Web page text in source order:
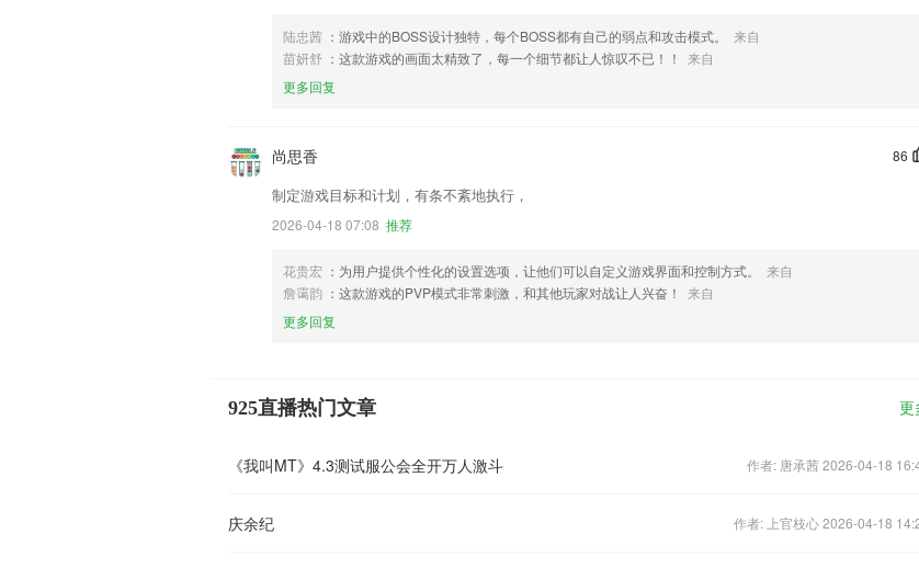
陆忠茜 ：游戏中的BOSS设计独特，每个BOSS都有自己的弱点和攻击模式。
来自
苗妍舒 ：这款游戏的画面太精致了，每一个细节都让人惊叹不已！！
来自
更多回复
86
尚思香
制定游戏目标和计划，有条不紊地执行，
2026-04-18 07:08 推荐
花贵宏 ：为用户提供个性化的设置选项，让他们可以自定义游戏界面和控制方式。
来自
詹霭韵 ：这款游戏的PVP模式非常刺激，和其他玩家对战让人兴奋！
来自
更多回复
925直播热门文章 更
《我叫MT》4.3测试服公会全开万人激斗 作者: 唐承茜 2026-04-18
庆余纪 作者: 上官枝心 2026-04-18